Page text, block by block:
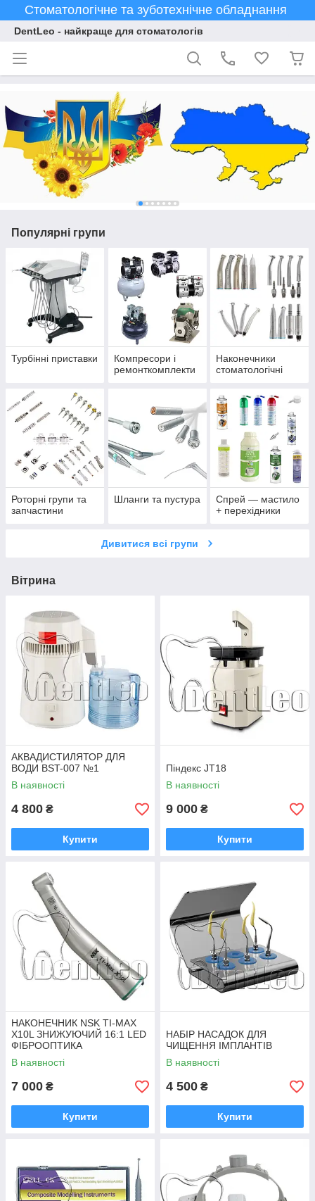
Стоматологічне та зуботехнічне обладнання
DentLeo - найкраще для стоматологів
Популярні групи
Турбінні приставки
Компресори і
ремонткомплекти
Наконечники
стоматологічні
Роторні групи та
запчастини
Шланги та пустура
Спрей — мастило
+ перехідники
Дивитися всі групи
Вітрина
АКВАДИСТИЛЯТОР ДЛЯ
ВОДИ BST-007 №1
В наявності
4 800 ₴
Купити
Піндекс JT18
В наявності
9 000 ₴
Купити
НАКОНЕЧНИК NSK TI-MAX
X10L ЗНИЖУЮЧИЙ 16:1 LED
ФІБРООПТИКА
В наявності
7 000 ₴
Купити
НАБІР НАСАДОК ДЛЯ
ЧИЩЕННЯ ІМПЛАНТІВ
В наявності
4 500 ₴
Купити